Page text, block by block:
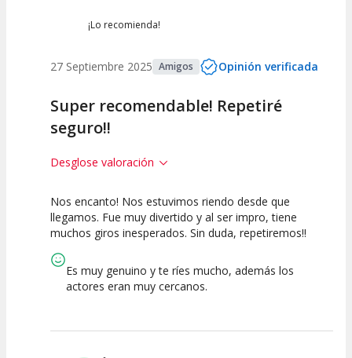
¡Lo recomienda!
27 Septiembre 2025 Amigos Opinión verificada
Super recomendable! Repetiré
seguro!!
Desglose valoración
10
Calidad del
10
Puesta en
10
Interpretación
Nos encanto! Nos estuvimos riendo desde que
llegamos. Fue muy divertido y al ser impro, tiene
muchos giros inesperados. Sin duda, repetiremos!!
Es muy genuino y te ríes mucho, además los
actores eran muy cercanos.